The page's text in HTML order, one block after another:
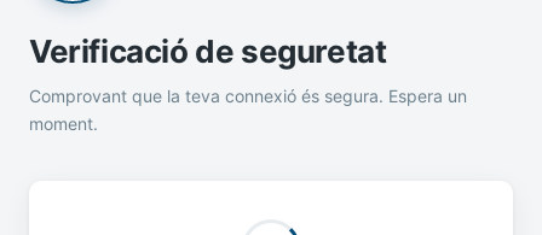
Verificació de seguretat
Comprovant que la teva connexió és segura. Espera un
moment.